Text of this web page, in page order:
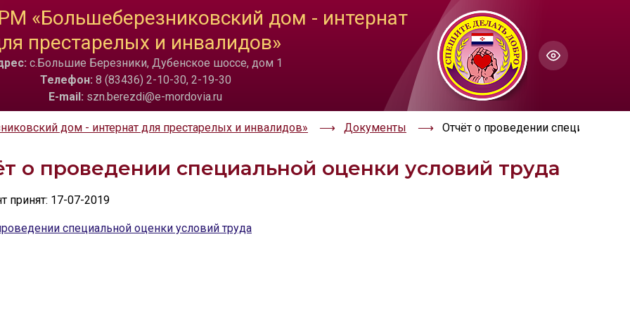
ИЗОБРАЖЕНИЯ
Скрыть Ч/б
ГОЛОС
🔊 Включить озвучивание
Настройки по умолчанию
«Большеберезниковский дом - интернат
престарелых и инвалидов»
с.Большие Березники, Дубенское шоссе, дом 1
Телефон: 8 (83436) 2-10-30, 2-19-30
E-mail: szn.berezdi@e-mordovia.ru
дом - интернат для престарелых и инвалидов» Документы Отчёт о проведении специальной
о проведении специальной оценки условий труда
принят: 17-07-2019
специальной оценки условий труда